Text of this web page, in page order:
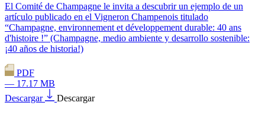
El Comité de Champagne le invita a descubrir un ejemplo de un
artículo publicado en el Vigneron Champenois titulado
“Champagne, environnement et développement durable: 40 ans
d'histoire !” (Champagne, medio ambiente y desarrollo sostenible:
¡40 años de historia!)
PDF
— 17.17 MB
Descargar
Descargar